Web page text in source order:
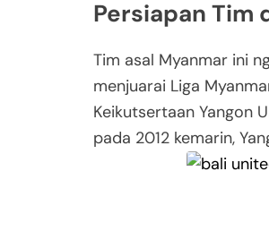
Persiapan Tim
Tim asal Myanmar ini
menjuarai Liga
Keikutsertaan Yangon
pada 2012 kemarin,